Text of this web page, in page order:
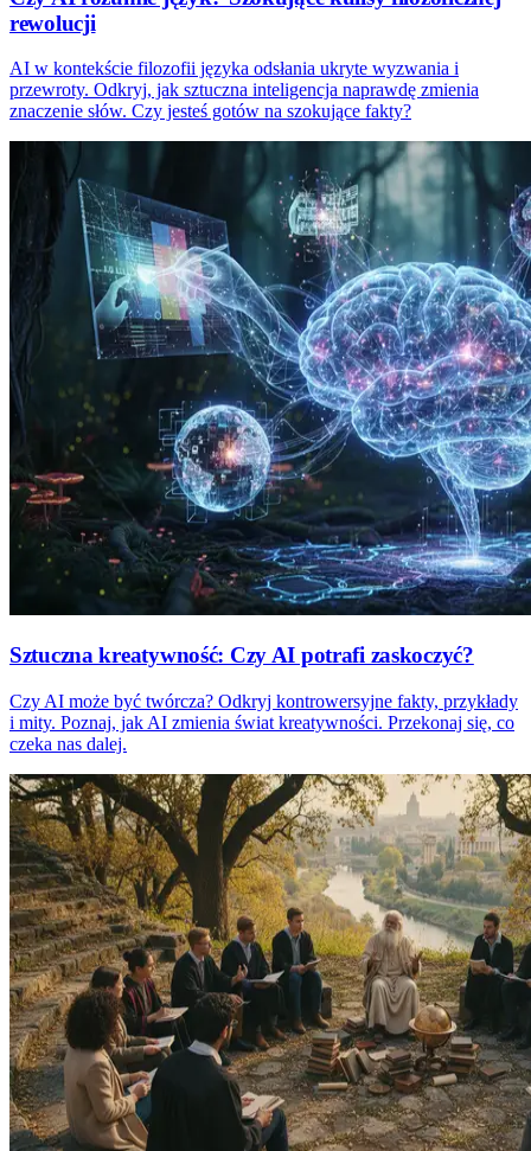
rewolucji
AI w kontekście filozofii języka odsłania ukryte wyzwania i
przewroty. Odkryj, jak sztuczna inteligencja naprawdę zmienia
znaczenie słów. Czy jesteś gotów na szokujące fakty?
Sztuczna kreatywność: Czy AI potrafi zaskoczyć?
Czy AI może być twórcza? Odkryj kontrowersyjne fakty, przykłady
i mity. Poznaj, jak AI zmienia świat kreatywności. Przekonaj się, co
czeka nas dalej.